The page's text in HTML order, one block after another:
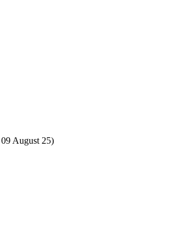
August 25)